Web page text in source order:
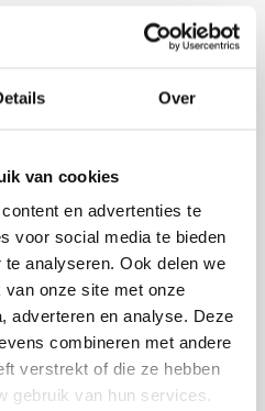
Over
van cookies
en advertenties te
voor social media te bieden
analyseren. Ook delen we
onze site met onze
adverteren en analyse. Deze
combineren met andere
verstrekt of die ze hebben
gebruik van hun services.
bekeken